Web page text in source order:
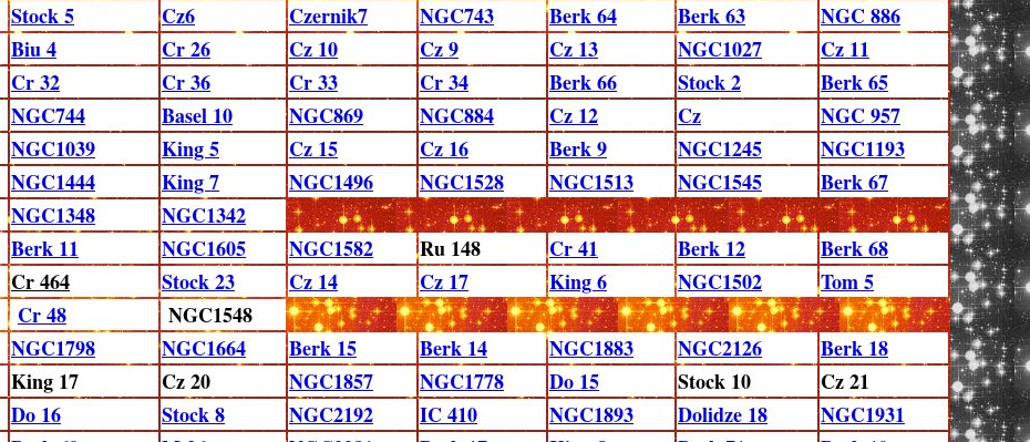
Stock 5 Cz6 Czernik7 NGC743 Berk 64 Berk 63
NGC 886
Biu 4 Cr 26 Cz 10 Cz 9 Cz 13 NGC1027
Cz 11
Cr 32 Cr 36 Cr 33 Cr 34 Berk 66 Stock 2 Berk 65
NGC744 Basel 10 NGC869 NGC884 Cz 12 Cz
NGC 957
NGC1039 King 5 Cz 15 Cz 16 Berk 9 NGC1245
NGC1193
NGC1444 King 7 NGC1496 NGC1528 NGC1513 NGC1545
Berk 67
NGC1348
NGC1342
Berk 11 NGC1605 NGC1582 Ru 148 Cr 41 Berk 12 Berk 68
Cr 464 Stock 23 Cz 14 Cz 17 King 6 NGC1502
Tom 5
Cr 48 NGC1548
NGC1798 NGC1664 Berk 15 Berk 14 NGC1883 NGC2126
Berk 18
King 17 Cz 20 NGC1857 NGC1778 Do 15 Stock 10
Cz 21
Do 16 Stock 8 NGC2192 IC 410 NGC1893 Dolidze 18
NGC1931